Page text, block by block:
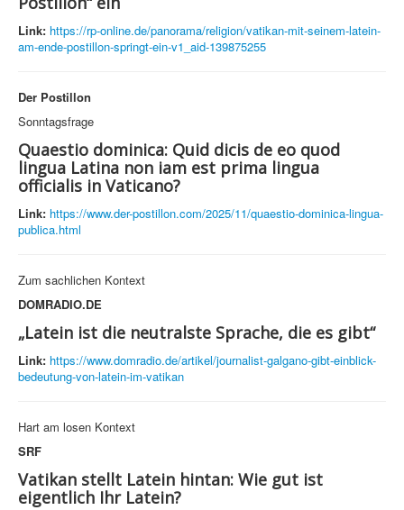
Link: https://rp-online.de/panorama/religion/vatikan-mit-seinem-latein-
am-ende-postillon-springt-ein-v1_aid-139875255
Der Postillon
Sonntagsfrage
Quaestio dominica: Quid dicis de eo quod
lingua Latina non iam est prima lingua
officialis in Vaticano?
Link: https://www.der-postillon.com/2025/11/quaestio-dominica-lingua-
publica.html
Zum sachlichen Kontext
DOMRADIO.DE
„Latein ist die neutralste Sprache, die es gibt“
Link: https://www.domradio.de/artikel/journalist-galgano-gibt-einblick-
bedeutung-von-latein-im-vatikan
Hart am losen Kontext
SRF
Vatikan stellt Latein hintan: Wie gut ist
eigentlich Ihr Latein?